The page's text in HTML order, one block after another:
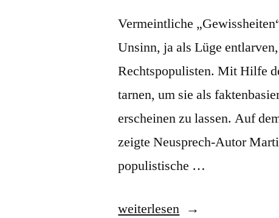
Vermeintliche
Unsinn, ja als Lüge
Rechtspopulisten. Mit Hilfe
tarnen, um sie als
erscheinen zu lassen. Auf
zeigte Neusprech-Autor
populistische …
„Die
weiterlesen